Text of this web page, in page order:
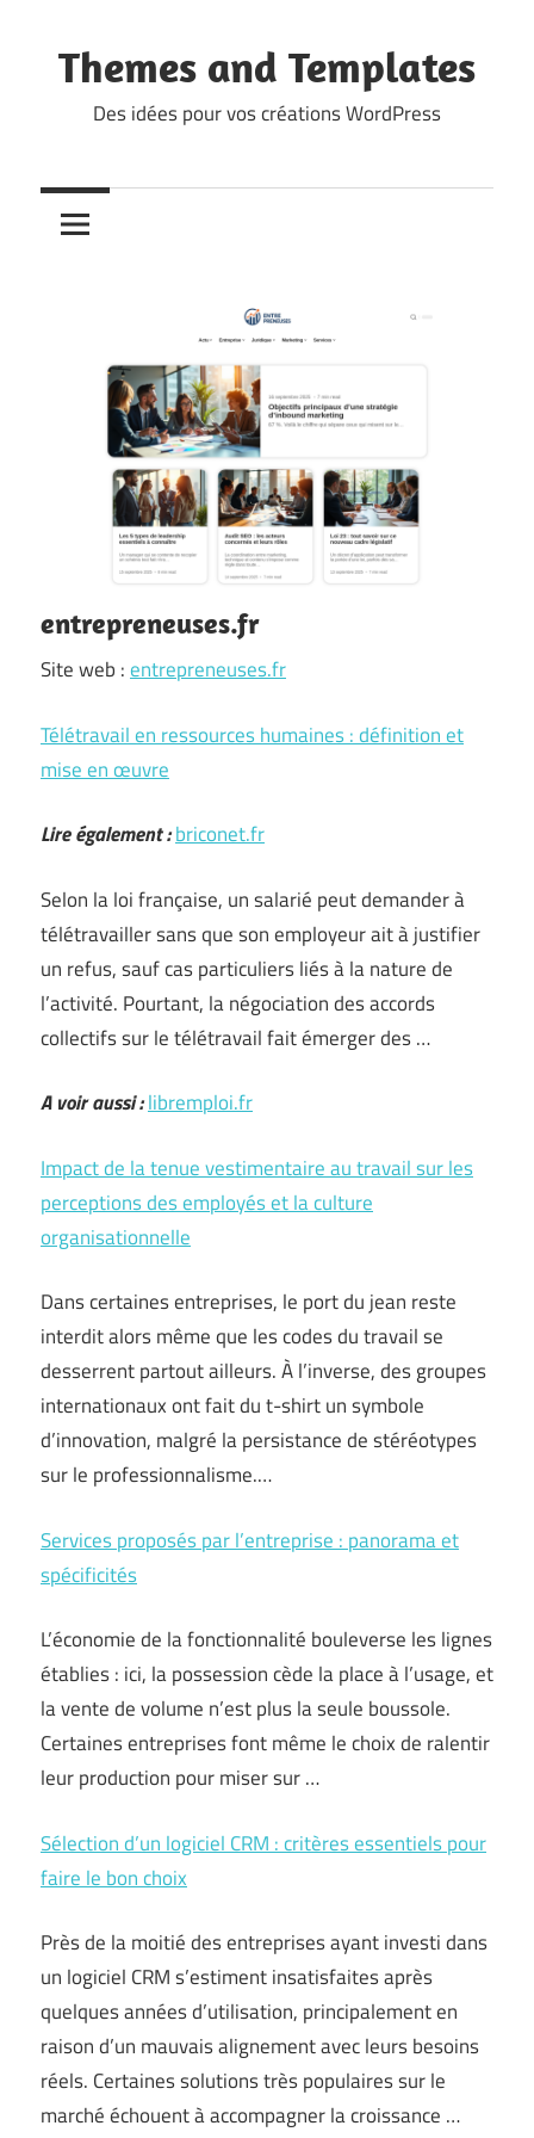
content
Themes and Templates
Des idées pour vos créations WordPress
entrepreneuses.fr
Site web :entrepreneuses.fr
Télétravail en ressources humaines : définition et
mise en œuvre
Lire également :briconet.fr
Selon la loi française, un salarié peut demander à
télétravailler sans que son employeur ait à justifier
un refus, sauf cas particuliers liés à la nature de
l’activité. Pourtant, la négociation des accords
collectifs sur le télétravail fait émerger des …
A voir aussi :libremploi.fr
Impact de la tenue vestimentaire au travail sur les
perceptions des employés et la culture
organisationnelle
Dans certaines entreprises, le port du jean reste
interdit alors même que les codes du travail se
desserrent partout ailleurs. À l’inverse, des groupes
internationaux ont fait du t-shirt un symbole
d’innovation, malgré la persistance de stéréotypes
sur le professionnalisme.…
Services proposés par l’entreprise : panorama et
spécificités
L’économie de la fonctionnalité bouleverse les lignes
établies : ici, la possession cède la place à l’usage, et
la vente de volume n’est plus la seule boussole.
Certaines entreprises font même le choix de ralentir
leur production pour miser sur …
Sélection d’un logiciel CRM : critères essentiels pour
faire le bon choix
Près de la moitié des entreprises ayant investi dans
un logiciel CRM s’estiment insatisfaites après
quelques années d’utilisation, principalement en
raison d’un mauvais alignement avec leurs besoins
réels. Certaines solutions très populaires sur le
marché échouent à accompagner la croissance …